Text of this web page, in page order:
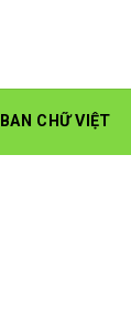
CHỮ VIỆT